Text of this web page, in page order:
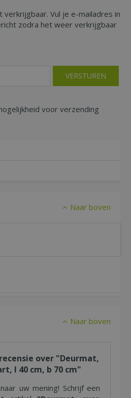
Vul je e-mailadres in
zodra het weer verkrijgbaar
voor verzending
Naar boven
Naar boven
over "Deurmat,
l 40 cm, b 70 cm"
uw mening! Schrijf een